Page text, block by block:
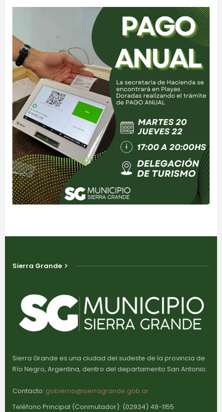
Sierra Grande
Sierra Grande es una ciudad del sudeste de la provincia de
Río Negro, Argentina, dentro del departamento San Antonio.
Contacto: gobierno@sierragrande.gob.ar
Teléfono Principal (Conmutador): (02934) 48-1155 .